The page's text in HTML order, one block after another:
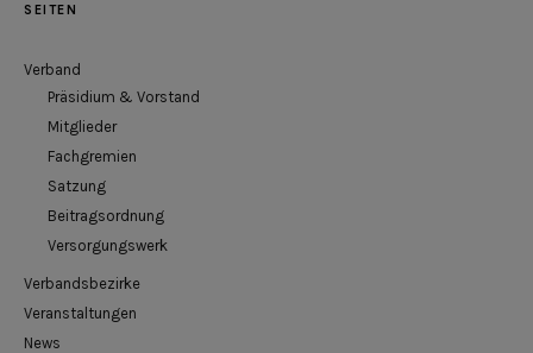
SEITEN
Verband
Präsidium & Vorstand
Mitglieder
Fachgremien
Satzung
Beitragsordnung
Versorgungswerk
Verbandsbezirke
Veranstaltungen
News